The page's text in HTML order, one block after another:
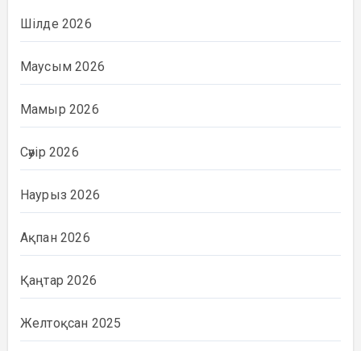
Шілде 2026
Маусым 2026
Мамыр 2026
Сәуір 2026
Наурыз 2026
Ақпан 2026
Қаңтар 2026
Желтоқсан 2025